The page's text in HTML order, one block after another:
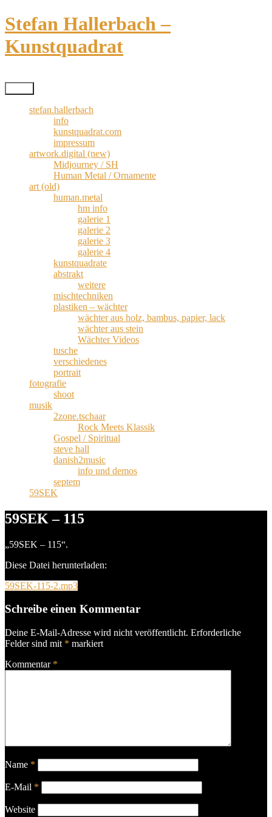
Zum
Inhalt
springen
Stefan Hallerbach –
Kunstquadrat
stefan.hallerbach
info
kunstquadrat.com
impressum
artwork.digital (new)
Midjourney / SH
Human Metal / Ornamente
art (old)
human.metal
hm info
galerie 1
galerie 2
galerie 3
galerie 4
kunstquadrate
abstrakt
weitere
mischtechniken
plastiken – wächter
wächter aus holz, bambus, papier, lack
wächter aus stein
Wächter Videos
tusche
verschiedenes
portrait
fotografie
shoot
musik
2zone.tschaar
Rock Meets Klassik
Gospel / Spiritual
steve hall
danish2music
info und demos
septem
59SEK
59SEK – 115
„59SEK – 115“.
Diese Datei herunterladen:
59SEK-115-2.mp3
Schreibe einen Kommentar
Deine E-Mail-Adresse wird nicht veröffentlicht. Erforderliche
Felder sind mit * markiert
Kommentar *
Name *
E-Mail *
Website